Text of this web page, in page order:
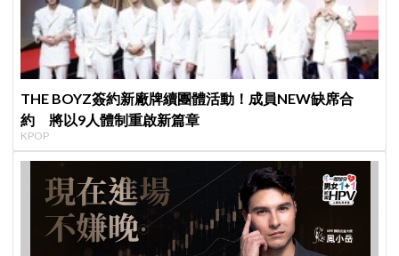
THE BOYZ簽約新廠牌續團體活動！成員NEW缺席合
約 將以9人體制重啟新篇章
KPOP